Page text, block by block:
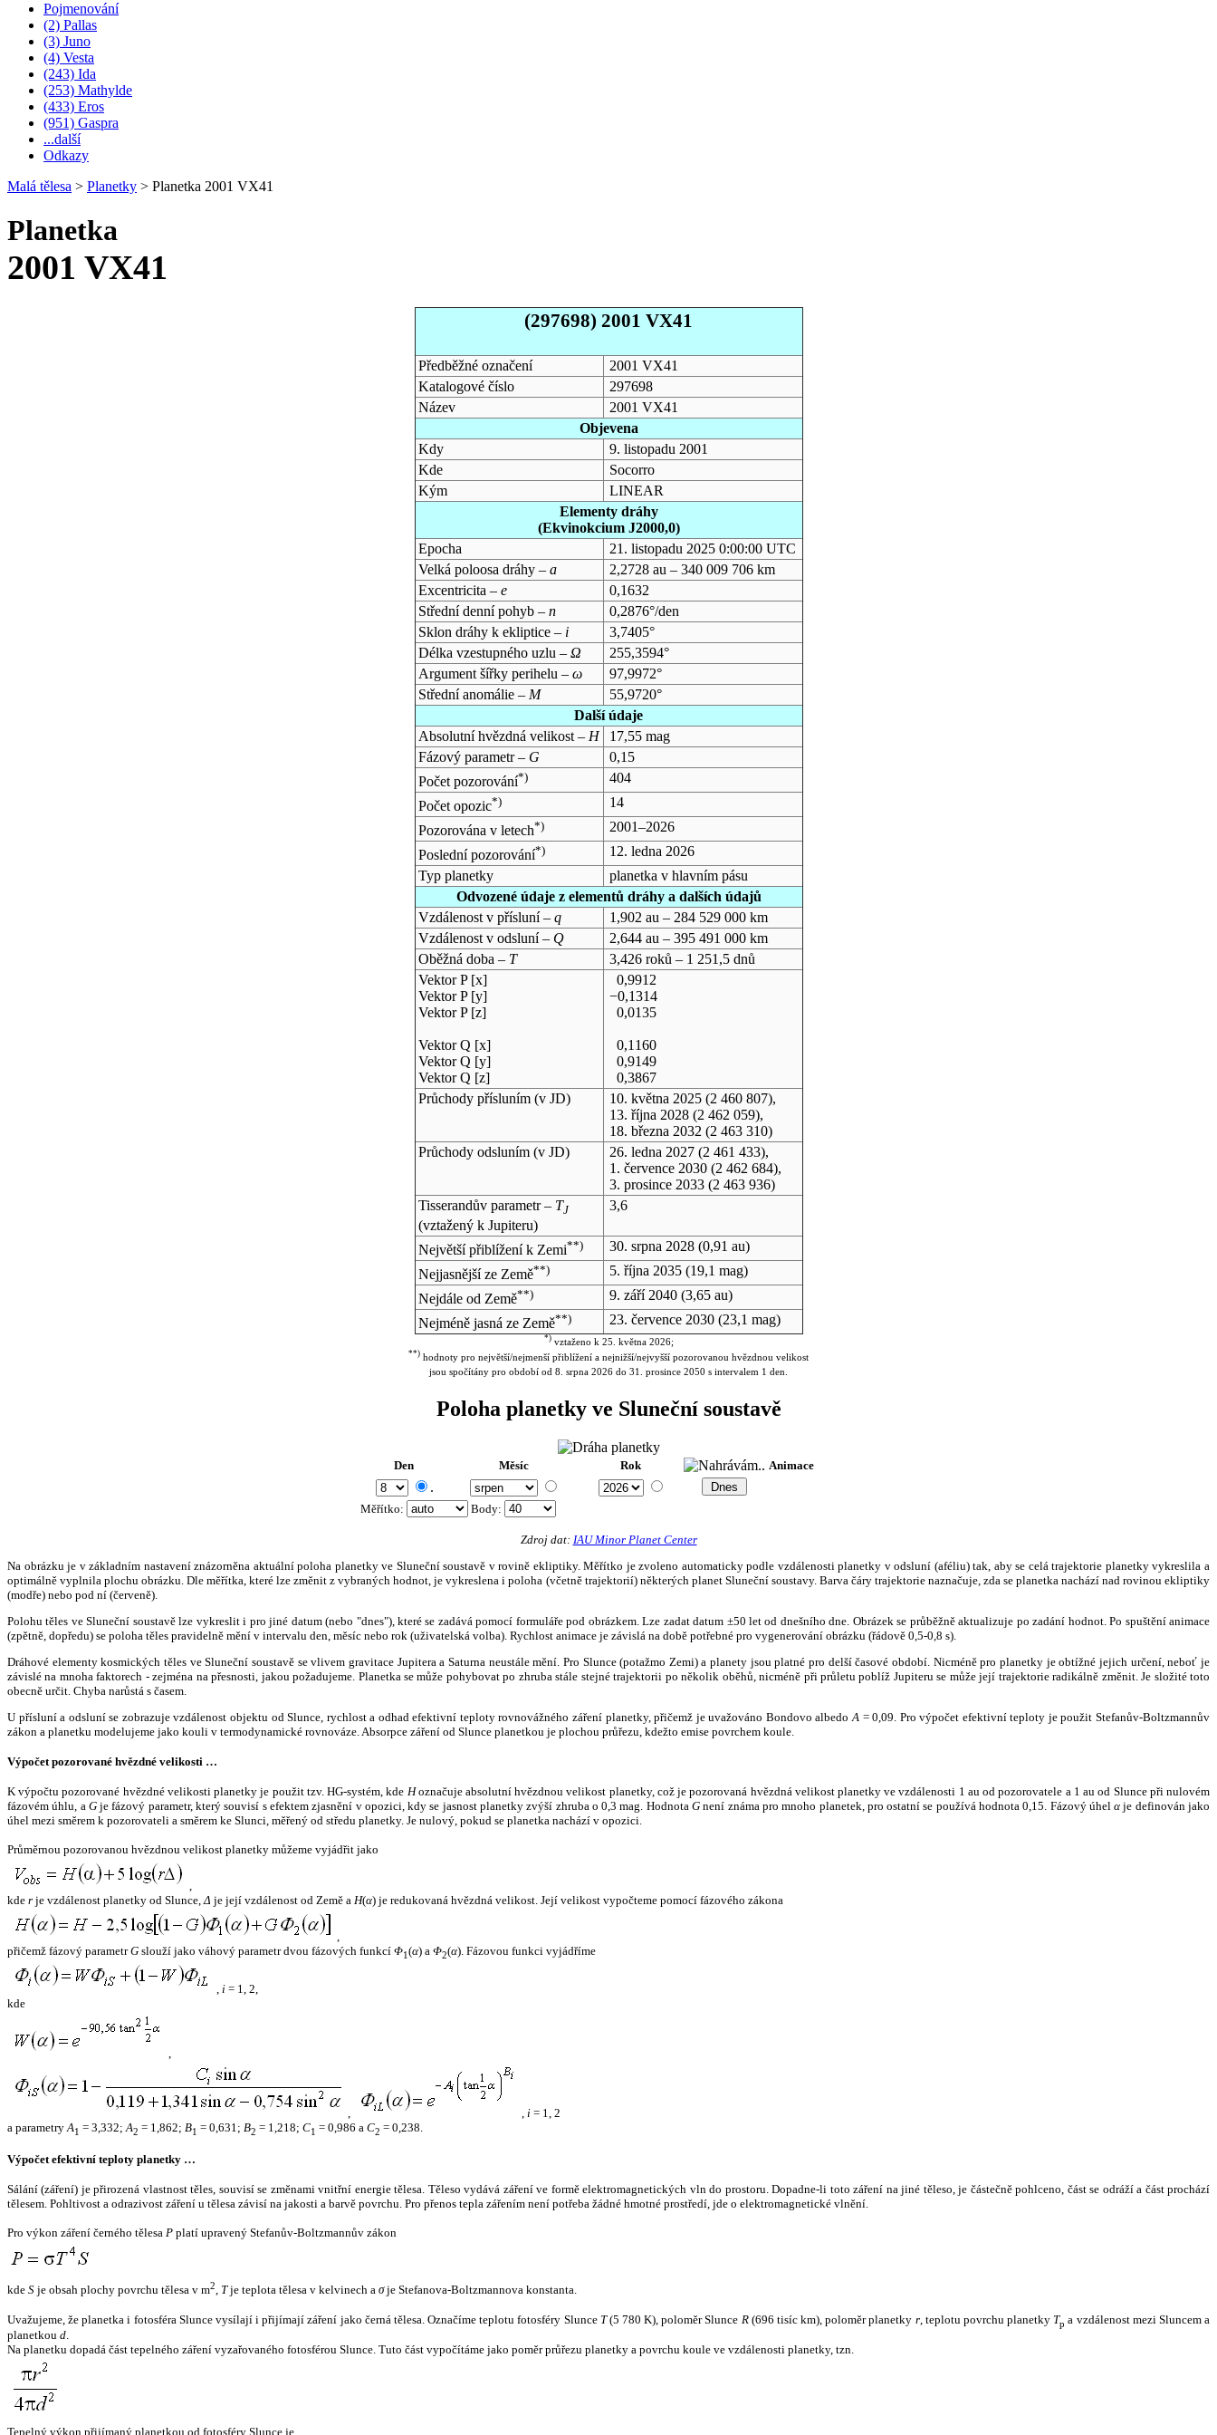
Pojmenování
(2) Pallas
(3) Juno
(4) Vesta
(243) Ida
(253) Mathylde
(433) Eros
(951) Gaspra
...další
Odkazy
Malá tělesa > Planetky > Planetka 2001 VX41
Planetka
2001 VX41
(297698) 2001 VX41
Předběžné označení
2001 VX41
Katalogové číslo
297698
Název
2001 VX41
Objevena
Kdy
9. listopadu 2001
Kde
Socorro
Kým
LINEAR
Elementy dráhy
(Ekvinokcium J2000,0)
Epocha
21. listopadu 2025 0:00:00 UTC
Velká poloosa dráhy – a
2,2728 au – 340 009 706 km
Excentricita – e
0,1632
Střední denní pohyb – n
0,2876°/den
Sklon dráhy k ekliptice – i
3,7405°
Délka vzestupného uzlu – Ω
255,3594°
Argument šířky perihelu – ω
97,9972°
Střední anomálie – M
55,9720°
Další údaje
Absolutní hvězdná velikost – H
17,55 mag
Fázový parametr – G
0,15
Počet pozorování*)
404
Počet opozic*)
14
Pozorována v letech*)
2001–2026
Poslední pozorování*)
12. ledna 2026
Typ planetky
planetka v hlavním pásu
Odvozené údaje z elementů dráhy a dalších údajů
Vzdálenost v přísluní – q
1,902 au – 284 529 000 km
Vzdálenost v odsluní – Q
2,644 au – 395 491 000 km
Oběžná doba – T
3,426 roků – 1 251,5 dnů
Vektor P [x]
Vektor P [y]
Vektor P [z]
Vektor Q [x]
Vektor Q [y]
Vektor Q [z]
0,9912
−0,1314
0,0135
0,1160
0,9149
0,3867
Průchody přísluním (v JD) 10. května 2025(2 460 807),
13. října 2028(2 462 059),
18. března 2032 (2 463 310)
Průchody odsluním (v JD) 26. ledna 2027(2 461 433),
1. července 2030(2 462 684),
3. prosince 2033(2 463 936)
Tisserandův parametr – TJ
(vztažený k Jupiteru)
3,6
Největší přiblížení k Zemi**) 30. srpna 2028(0,91 au)
Nejjasnější ze Země**) 5. října 2035(19,1 mag)
Nejdále od Země**) 9. září 2040(3,65 au)
Nejméně jasná ze Země**) 23. července 2030(23,1 mag)
*)vztaženo k 25. května 2026;
**) hodnoty pro největší/nejmenší přiblížení a nejnižší/nejvyšší pozorovanou hvězdnou velikost
jsou spočítány pro období od 8. srpna 2026 do 31. prosince 2050 s intervalem 1 den.
Poloha planetky ve Sluneční soustavě
Den Měsíc Rok Animace
.
Měřítko: Body:
Zdroj dat: IAU Minor Planet Center
Na obrázku je v základním nastavení znázorněna aktuální poloha planetky ve Sluneční soustavě v rovině ekliptiky. Měřítko je zvoleno automaticky podle vzdálenosti planetky v odsluní (aféliu) tak, aby se celá trajektorie planetky vykreslila a
optimálně vyplnila plochu obrázku. Dle měřítka, které lze změnit z vybraných hodnot, je vykreslena i poloha (včetně trajektorií) některých planet Sluneční soustavy. Barva čáry trajektorie naznačuje, zda se planetka nachází nad rovinou ekliptiky
(modře) nebo pod ní (červeně).
Polohu těles ve Sluneční soustavě lze vykreslit i pro jiné datum (nebo "dnes"), které se zadává pomocí formuláře pod obrázkem. Lze zadat datum ±50 let od dnešního dne. Obrázek se průběžně aktualizuje po zadání hodnot. Po spuštění animace
(zpětně, dopředu) se poloha těles pravidelně mění v intervalu den, měsíc nebo rok (uživatelská volba). Rychlost animace je závislá na době potřebné pro vygenerování obrázku (řádově 0,5-0,8 s).
Dráhové elementy kosmických těles ve Sluneční soustavě se vlivem gravitace Jupitera a Saturna neustále mění. Pro Slunce (potažmo Zemi) a planety jsou platné pro delší časové období. Nicméně pro planetky je obtížné jejich určení, neboť je
závislé na mnoha faktorech - zejména na přesnosti, jakou požadujeme. Planetka se může pohybovat po zhruba stále stejné trajektorii po několik oběhů, nicméně při průletu poblíž Jupiteru se může její trajektorie radikálně změnit. Je složité toto
obecně určit. Chyba narůstá s časem.
U přísluní a odsluní se zobrazuje vzdálenost objektu od Slunce, rychlost a odhad efektivní teploty rovnovážného záření planetky, přičemž je uvažováno Bondovo albedo A = 0,09. Pro výpočet efektivní teploty je použit Stefanův-Boltzmannův
zákon a planetku modelujeme jako kouli v termodynamické rovnováze. Absorpce záření od Slunce planetkou je plochou průřezu, kdežto emise povrchem koule.
Výpočet pozorované hvězdné velikosti …
K výpočtu pozorované hvězdné velikosti planetky je použit tzv. HG-systém, kde Hoznačuje absolutní hvězdnou velikost planetky, což je pozorovaná hvězdná velikost planetky ve vzdálenosti 1 au od pozorovatele a 1 au od Slunce při nulovém
fázovém úhlu, a Gje fázový parametr, který souvisí s efektem zjasnění v opozici, kdy se jasnost planetky zvýší zhruba o 0,3 mag. HodnotaG není známa pro mnoho planetek, pro ostatní se používá hodnota 0,15. Fázový úhelα je definován jako
úhel mezi směrem k pozorovateli a směrem ke Slunci, měřený od středu planetky. Je nulový, pokud se planetka nachází v opozici.
Průměrnou pozorovanou hvězdnou velikost planetky můžeme vyjádřit jako
,
kde r je vzdálenost planetky od Slunce,Δ je její vzdálenost od Země a H(α) je redukovaná hvězdná velikost. Její velikost vypočteme pomocí fázového zákona
,
přičemž fázový parametrG slouží jako váhový parametr dvou fázových funkcí Φ1(α) a Φ2(α). Fázovou funkci vyjádříme
, i = 1, 2,
kde
,
, , i = 1, 2
a parametryA1 = 3,332;A2 = 1,862; B1 = 0,631; B2 = 1,218; C1 = 0,986 a C2 = 0,238.
Výpočet efektivní teploty planetky …
Sálání (záření) je přirozená vlastnost těles, souvisí se změnami vnitřní energie tělesa. Těleso vydává záření ve formě elektromagnetických vln do prostoru. Dopadne-li toto záření na jiné těleso, je částečně pohlceno, část se odráží a část prochází
tělesem. Pohltivost a odrazivost záření u tělesa závisí na jakosti a barvě povrchu. Pro přenos tepla zářením není potřeba žádné hmotné prostředí, jde o elektromagnetické vlnění.
Pro výkon záření černého tělesa P platí upravený Stefanův-Boltzmannův zákon
kde S je obsah plochy povrchu tělesa v m2, Tje teplota tělesa v kelvinech a σje Stefanova-Boltzmannova konstanta.
Uvažujeme, že planetka i fotosféra Slunce vysílají i přijímají záření jako černá tělesa. Označíme teplotu fotosféry Slunce T(5 780 K), poloměr Slunce R(696 tisíc km), poloměr planetky r, teplotu povrchu planetky Tp a vzdálenost mezi Sluncem a
planetkou d.
Na planetku dopadá část tepelného záření vyzařovaného fotosférou Slunce. Tuto část vypočítáme jako poměr průřezu planetky a povrchu koule ve vzdálenosti planetky, tzn.
Tepelný výkon přijímaný planetkou od fotosféry Slunce je